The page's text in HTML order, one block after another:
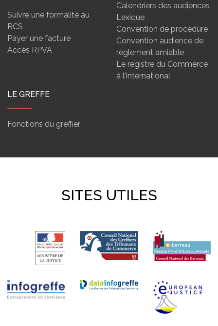
Suivre une formalité au
RCS
Payer une facture
Accès RPVA
Calendriers des audiences
Lexique
Convention de procédure
Convention audience de
règlement amiable
Le registre du Commerce
à l'international
LE GREFFE
Fonctions du greffier
SITES UTILES